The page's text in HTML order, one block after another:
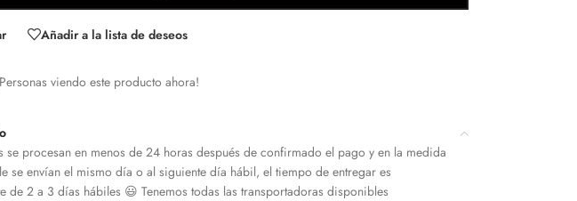
Añadir a la lista de deseos
viendo este producto ahora!
se procesan en menos de 24 horas después de confirmado el pago y en la medida
se envían el mismo día o al siguiente día hábil, el tiempo de entregar es
de 2 a 3 días hábiles 😃 Tenemos todas las transportadoras disponibles